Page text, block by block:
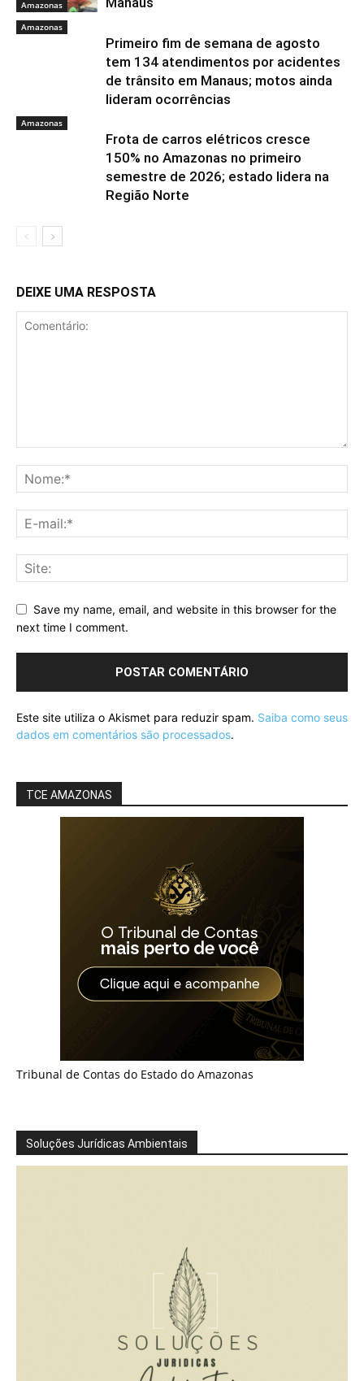
Amazonas
Amazonas
Primeiro fim de semana de agosto
tem 134 atendimentos por acidentes
de trânsito em Manaus; motos ainda
lideram ocorrências
Amazonas
Frota de carros elétricos cresce
150% no Amazonas no primeiro
semestre de 2026; estado lidera na
Região Norte
DEIXE UMA RESPOSTA
Save my name, email, and website in this browser for the
next time I comment.
Este site utiliza o Akismet para reduzir spam. Saiba como seus
dados em comentários são processados.
TCE AMAZONAS
Tribunal de Contas do Estado do Amazonas
Soluções Jurídicas Ambientais